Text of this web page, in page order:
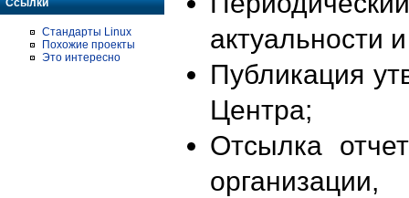
Ссылки
Стандарты Linux
Похожие проекты
Это интересно
актуальности
Публикация
Центра;
Отсылка